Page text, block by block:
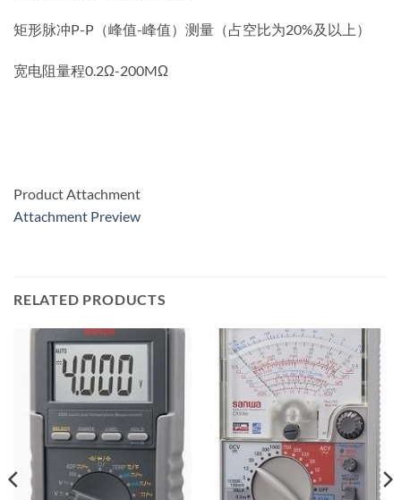
矩形脉冲P-P（峰值-峰值）测量（占空比为20%及以上）
宽电阻量程0.2Ω-200MΩ
Product Attachment
Attachment Preview
RELATED PRODUCTS